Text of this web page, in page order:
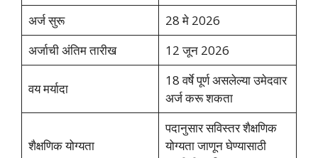
अर्ज सुरू
28 मे 2026
अर्जाची अंतिम तारीख
12 जून 2026
वय मर्यादा
18 वर्षे पूर्ण असलेल्या उमेदवार
अर्ज करू शकता
शैक्षणिक योग्यता
पदानुसार सविस्तर शैक्षणिक
योग्यता जाणून घेण्यासाठी